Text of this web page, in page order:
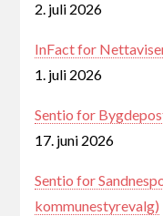
2. juli 2026
InFact for
1. juli 2026
Sentio for
17. juni 2026
Sentio for
kommunestyrevalg)